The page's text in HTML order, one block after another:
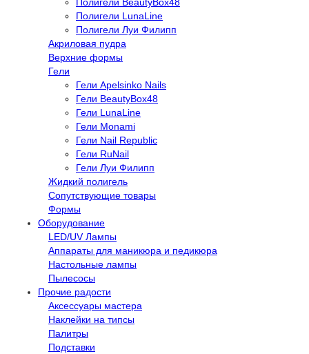
Полигели BeautyBox48
Полигели LunaLine
Полигели Луи Филипп
Акриловая пудра
Верхние формы
Гели
Гели Apelsinko Nails
Гели BeautyBox48
Гели LunaLine
Гели Monami
Гели Nail Republic
Гели RuNail
Гели Луи Филипп
Жидкий полигель
Сопутствующие товары
Формы
Оборудование
LED/UV Лампы
Аппараты для маникюра и педикюра
Настольные лампы
Пылесосы
Прочие радости
Аксессуары мастера
Наклейки на типсы
Палитры
Подставки